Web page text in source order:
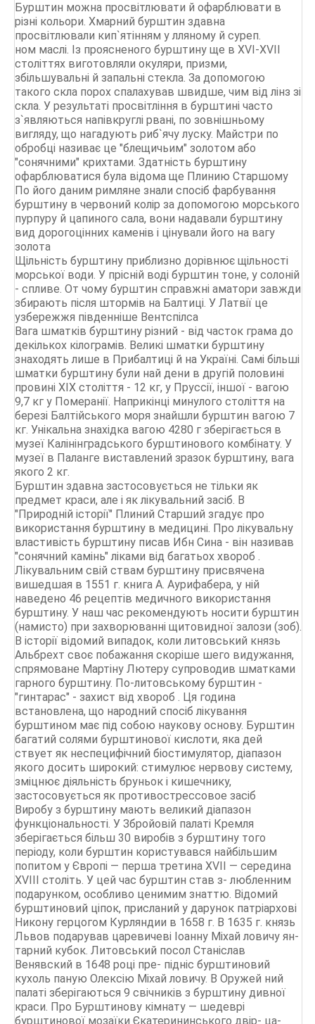
Бурштин можна просвітлювати й офарблювати в
різні кольори. Хмарний бурштин здавна
просвітлювали кип`ятінням у лляному й суреп.
ном маслі. Із проясненого бурштину ще в XVI-XVII
століттях виготовляли окуляри, призми,
збільшувальні й запальні стекла. За допомогою
такого скла порох спалахував швидше, чим від лінз зі
скла. У результаті просвітління в бурштині часто
з`являються напівкруглі рвані, по зовнішньому
вигляду, що нагадують риб`ячу луску. Майстри по
обробці називає це "блещичьим" золотом або
"сонячними" крихтами. Здатність бурштину
офарблюватися була відома ще Плинию Старшому
По його даним римляне знали спосіб фарбування
бурштину в червоний колір за допомогою морського
пурпуру й цапиного сала, вони надавали бурштину
вид дорогоцінних каменів і цінували його на вагу
золота
Щільність бурштину приблизно дорівнює щільності
морської води. У прісній воді бурштин тоне, у солоній
- спливе. От чому бурштин справжні аматори завжди
збирають після штормів на Балтиці. У Латвії це
узбережжя південніше Вентспілса
Вага шматків бурштину різний - від часток грама до
декількох кілограмів. Великі шматки бурштину
знаходять лише в Прибалтиці й на Україні. Самі більші
шматки бурштину були най дени в другій половині
провині XIX століття - 12 кг, у Пруссії, іншої - вагою
9,7 кг у Померанії. Наприкінці минулого століття на
березі Балтійського моря знайшли бурштин вагою 7
кг. Унікальна знахідка вагою 4280 г зберігається в
музеї Калінінградського бурштинового комбінату. У
музеї в Паланге виставлений зразок бурштину, вага
якого 2 кг.
Бурштин здавна застосовується не тільки як
предмет краси, але і як лікувальний засіб. В
"Природній історії" Плиний Старший згадує про
використання бурштину в медицині. Про лікувальну
властивість бурштину писав Ибн Сина - він називав
"сонячний камінь" ліками від багатьох хвороб .
Лікувальним свій ствам бурштину присвячена
вишедшая в 1551 г. книга А. Аурифабера, у ній
наведено 46 рецептів медичного використання
бурштину. У наш час рекомендують носити бурштин
(намисто) при захворюванні щитовидної залози (зоб).
В історії відомий випадок, коли литовський князь
Альбрехт своє побажання скоріше шего видужання,
спрямоване Мартіну Лютеру супроводив шматками
гарного бурштину. По-литовському бурштин -
"гинтарас" - захист від хвороб . Ця година
встановлена, що народний спосіб лікування
бурштином має під собою наукову основу. Бурштин
багатий солями бурштинової кислоти, яка дей
ствует як неспецифічний біостимулятор, діапазон
якого досить широкий: стимулює нервову систему,
зміцнює діяльність бруньок і кишечнику,
застосовується як противострессовое засіб
Виробу з бурштину мають великий діапазон
функціональності. У Збройовій палаті Кремля
зберігається більш 30 виробів з бурштину того
періоду, коли бурштин користувався найбільшим
попитом у Європі — перша третина XVII — середина
XVIII століть. У цей час бурштин став з- любленним
подарунком, особливо ценимим знаттю. Відомий
бурштиновий ціпок, присланий у дарунок патріархові
Никону герцогом Курляндии в 1658 г. В 1635 г. князь
Львов подарував царевичеві Іоанну Міхай ловичу ян-
тарний кубок. Литовський посол Станіслав
Венявский в 1648 році пре- підніс бурштиновий
кухоль паную Олексію Міхай ловичу. В Оружей ний
палаті зберігаються 9 свічників з бурштину дивної
краси. Про Бурштинову кімнату — шедеврі
бурштинової мозаїки Єкатерининського двір- ца-